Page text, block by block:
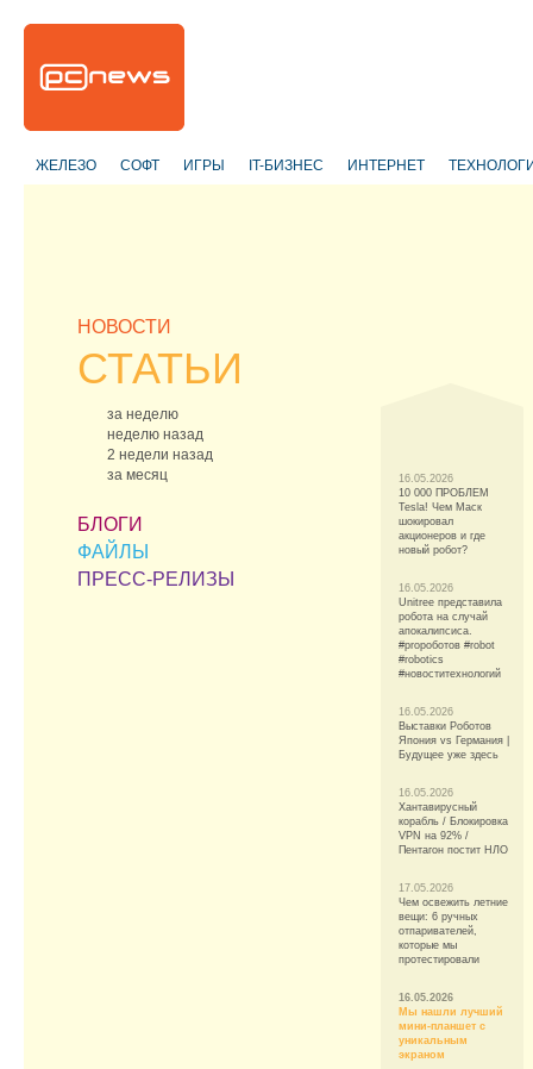
ЖЕЛЕЗО СОФТ ИГРЫ IT-БИЗНЕС ИНТЕРНЕТ
НОВОСТИ
СТАТЬИ
за неделю
неделю назад
2 недели назад
за месяц
БЛОГИ
ФАЙЛЫ
ПРЕСС-РЕЛИЗЫ
16.05.2026
10 000 ПРОБЛЕМ
Tesla! Чем Маск
шокировал
акционеров и где
новый робот?
16.05.2026
Unitree представила
робота на случай
апокалипсиса.
#proроботов #robot
#robotics
#новоститехнологий
16.05.2026
Выставки Роботов
Япония vs Германия |
Будущее уже здесь
16.05.2026
Хантавирусный
корабль / Блокировка
VPN на 92% /
Пентагон постит НЛО
17.05.2026
Чем освежить летние
вещи: 6 ручных
отпаривателей,
которые мы
протестировали
16.05.2026
Мы нашли лучший
мини-планшет с
уникальным
экраном